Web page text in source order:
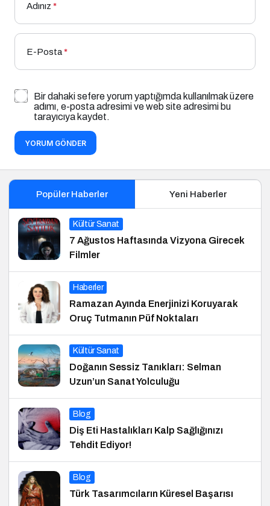
Adınız *
E-Posta*
Bir dahaki sefere yorum yaptığımda kullanılmak üzere
adımı, e-posta adresimi ve web site adresimi bu
tarayıcıya kaydet.
YORUM GÖNDER
Popüler Haberler Yeni Haberler
Kültür Sanat
7 Ağustos Haftasında Vizyona Girecek
Filmler
Haberler
Ramazan Ayında Enerjinizi Koruyarak
Oruç Tutmanın Püf Noktaları
Kültür Sanat
Doğanın Sessiz Tanıkları: Selman
Uzun’un Sanat Yolculuğu
Blog
Diş Eti Hastalıkları Kalp Sağlığınızı
Tehdit Ediyor!
Blog
Türk Tasarımcıların Küresel Başarısı